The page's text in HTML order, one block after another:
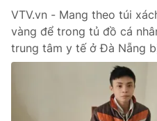
VTV.vn - Mang theo túi
vàng để trong tủ đồ cá
trung tâm y tế ở Đà Nẵng